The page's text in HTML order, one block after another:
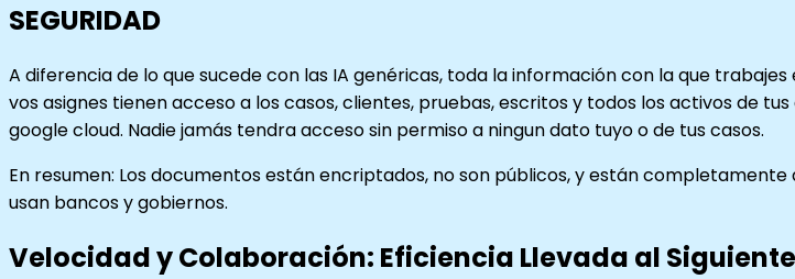
SEGURIDAD
A diferencia de lo que sucede con las IA genéricas, toda la información con la que
vos asignes tienen acceso a los casos, clientes, pruebas, escritos y todos los activos de
google cloud. Nadie jamás tendra acceso sin permiso a ningun dato tuyo o de tus casos.
En resumen: Los documentos están encriptados, no son públicos, y están
usan bancos y gobiernos.
Velocidad y Colaboración: Eficiencia Llevada al